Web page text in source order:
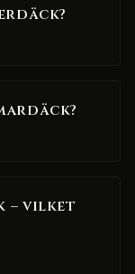
– vilket